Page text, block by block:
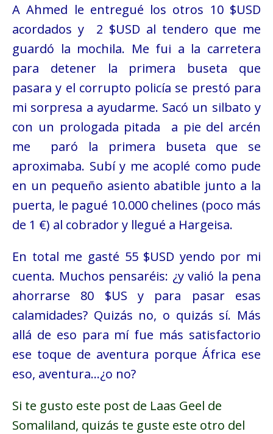
A Ahmed le entregué los otros 10 $USD
acordados y 2 $USD al tendero que me
guardó la mochila. Me fui a la carretera
para detener la primera buseta que
pasara y el corrupto policía se prestó para
mi sorpresa a ayudarme. Sacó un silbato y
con un prologada pitada a pie del arcén
me paró la primera buseta que se
aproximaba. Subí y me acoplé como pude
en un pequeño asiento abatible junto a la
puerta, le pagué 10.000 chelines (poco más
de 1 €) al cobrador y llegué a Hargeisa.
En total me gasté 55 $USD yendo por mi
cuenta. Muchos pensaréis: ¿y valió la pena
ahorrarse 80 $US y para pasar esas
calamidades? Quizás no, o quizás sí. Más
allá de eso para mí fue más satisfactorio
ese toque de aventura porque África ese
eso, aventura…¿o no?
Si te gusto este post de Laas Geel de
Somaliland, quizás te guste este otro del